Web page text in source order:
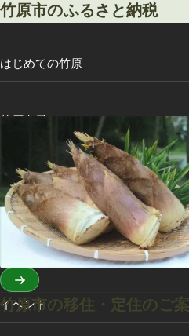
竹原市のふるさと納税
竹原市の移住・定住のご
はじめての竹原
モデルコース
特集
スポット・体験
イベント